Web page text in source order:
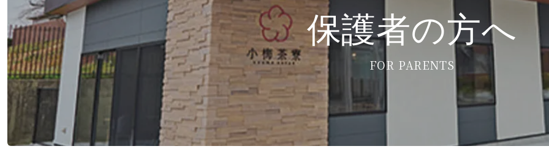
学長メッセージ
教育理念・学則
沿革
採用情報
九州女子大学
家政学部
生活デザイン学科
栄養学科［管理栄養士課程］
人間科学部
児童・幼児教育学科（旧 人間発達学科 人間発達学専
心理・文化学科（旧 人間発達学科 人間基礎学専攻）
九州女子短期大学
子ども健康学科
幼稚園教諭養成課程
養護教諭養成課程
専攻科
子ども健康学専攻
キャンパスカレンダー
奨学金
学友会（サークル紹介）
学生サポート
就職活動年間スケジュール
就職・キャリア支援
免許・資格一覧
北九州市の企業情報・求人情報
入学試験要項・提出書類
出願方法
入学定員・選抜区分別募集定員
オープンキャンパス
保護者の方へ
FOR PARENTS